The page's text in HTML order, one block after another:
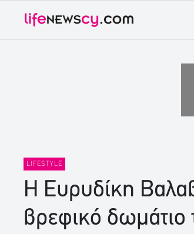
LIFESTYLE
Η Ευρυδίκη
βρεφικό δωμάτιο